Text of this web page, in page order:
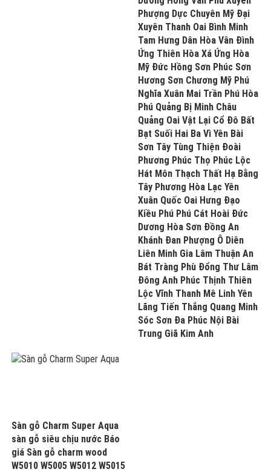
Phượng Dực Chuyên Mỹ Đại
Xuyên Thanh Oai Bình Minh
Tam Hưng Dân Hòa Vân Đình
Ứng Thiên Hòa Xá Ứng Hòa
Mỹ Đức Hồng Sơn Phúc Sơn
Hương Sơn Chương Mỹ Phú
Nghĩa Xuân Mai Trần Phú Hòa
Phú Quảng Bị Minh Châu
Quảng Oai Vật Lại Cổ Đô Bất
Bạt Suối Hai Ba Vì Yên Bài
Sơn Tây Tùng Thiện Đoài
Phương Phúc Thọ Phúc Lộc
Hát Môn Thạch Thất Hạ Bằng
Tây Phương Hòa Lạc Yên
Xuân Quốc Oai Hưng Đạo
Kiều Phú Phú Cát Hoài Đức
Dương Hòa Sơn Đồng An
Khánh Đan Phượng Ô Diên
Liên Minh Gia Lâm Thuận An
Bát Tràng Phù Đổng Thư Lâm
Đông Anh Phúc Thịnh Thiên
Lộc Vĩnh Thanh Mê Linh Yên
Lãng Tiến Thắng Quang Minh
Sóc Sơn Đa Phúc Nội Bài
Trung Giã Kim Anh
Sàn gỗ Charm Super Aqua
sàn gỗ siêu chịu nước Báo
giá Sàn gỗ charm wood
W5010 W5005 W5012 W5015